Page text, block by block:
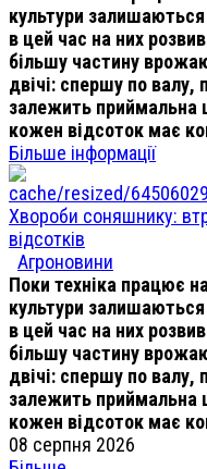
культури
в цей час на них
більшу частину
двічі: спершу по валу,
залежить приймальна
кожен відсоток має
Більше інформації
Хвороби соняшнику:
відсотків
Агроновини
Поки техніка працює
культури
в цей час на них
більшу частину
двічі: спершу по валу,
залежить приймальна
кожен відсоток має
08 серпня 2026